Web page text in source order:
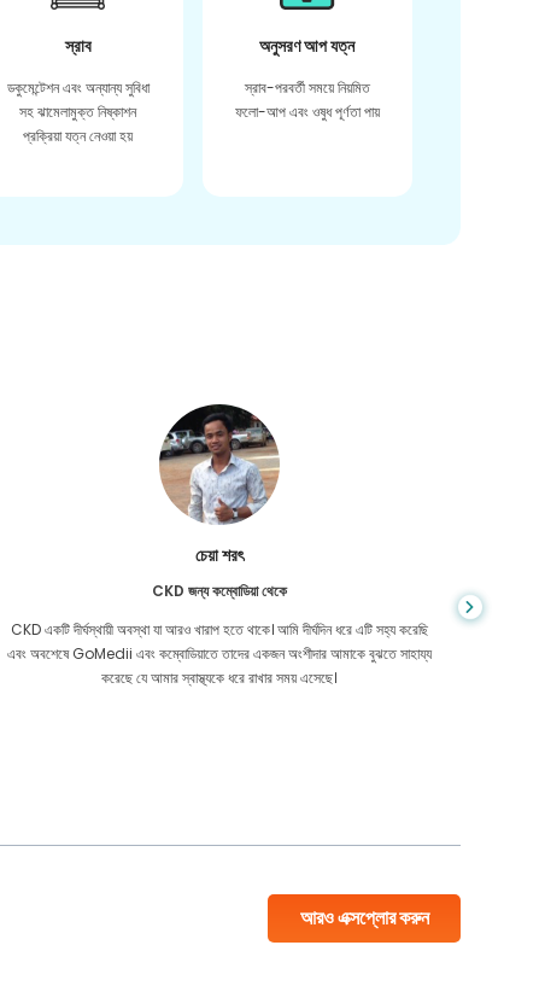
স্রাব
ডকুমেন্টেশন এবং অন্যান্য সুবিধা
সহ ঝামেলামুক্ত নিষ্কাশন
প্রক্রিয়া যত্ন নেওয়া হয়
অনুসরণ আপ যত্ন
স্রাব-পরবর্তী সময়ে নিয়মিত
ফলো-আপ এবং ওষুধ পূর্ণতা পায়
চেয়া শরৎ
CKD জন্য কম্বোডিয়া থেকে
CKD একটি দীর্ঘস্থায়ী অবস্থা যা আরও খারাপ হতে থাকে। আমি দীর্ঘদিন ধরে এটি সহ্য করেছি
এবং অবশেষে GoMedii এবং কম্বোডিয়াতে তাদের একজন অংশীদার আমাকে বুঝতে সাহায্য
করেছে যে আমার স্বাস্থ্যকে ধরে রাখার সময় এসেছে।
আরও এক্সপ্লোর করুন